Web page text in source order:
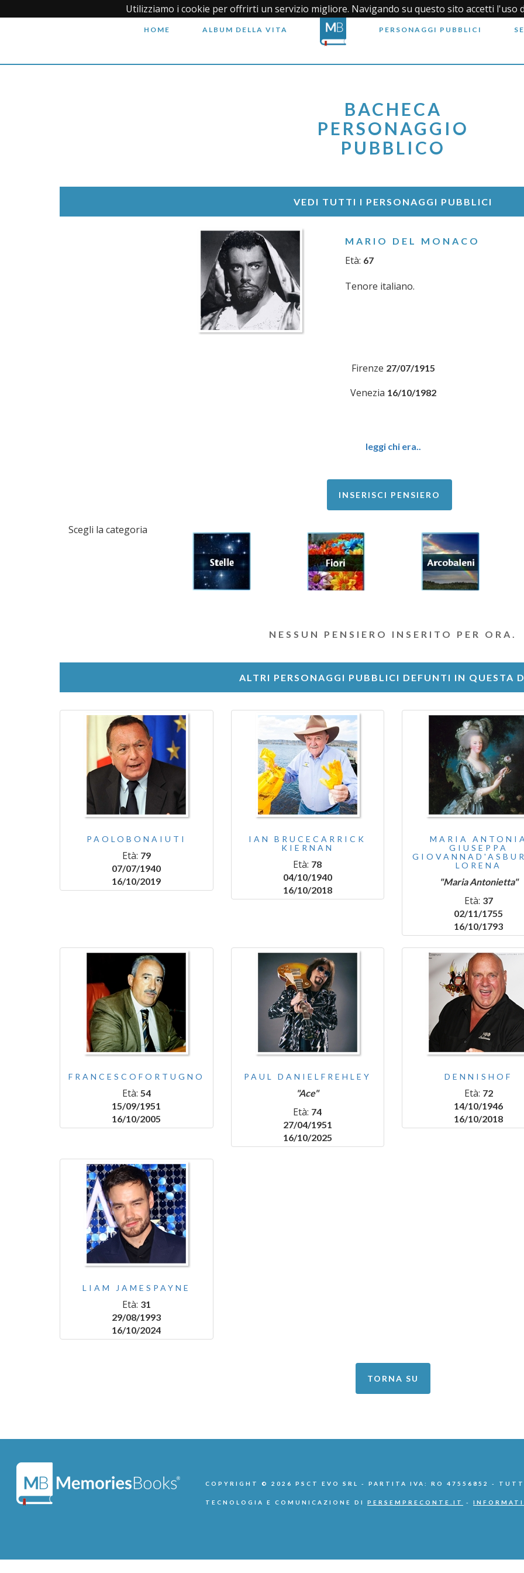
Utilizziamo i cookie per offrirti un servizio migliore. Navigando su questo sito accetti l'uso
HOME ALBUM DELLA VITA PERSONAGGI PUBBLICI
BACHECA
PERSONAGGIO
PUBBLICO
VEDI TUTTI I PERSONAGGI PUBBLICI
MARIO DEL MONACO
Età: 67
Tenore italiano.
Firenze 27/07/1915
Venezia 16/10/1982
leggi chi era..
INSERISCI PENSIERO
Scegli la categoria
NESSUN PENSIERO INSERITO PER ORA.
ALTRI PERSONAGGI PUBBLICI DEFUNTI IN QUESTA
PAOLOBONAIUTI
Età: 79
07/07/1940
16/10/2019
IAN BRUCECARRICK
KIERNAN
Età: 78
04/10/1940
16/10/2018
MARIA
GIUSEPPA
LORENA
"Maria Antonietta"
Età: 37
02/11/1755
16/10/1793
FRANCESCOFORTUGNO
Età: 54
15/09/1951
16/10/2005
PAUL DANIELFREHLEY
"Ace"
Età: 74
27/04/1951
16/10/2025
DENNISHOF
Età: 72
14/10/1946
16/10/2018
LIAM JAMESPAYNE
Età: 31
29/08/1993
16/10/2024
TORNA SU
COPYRIGHT © 2026 PSCT EVO SRL - PARTITA IVA: RO 47556852 -
TECNOLOGIA E COMUNICAZIONE DI PERSEMPRECONTE.IT -